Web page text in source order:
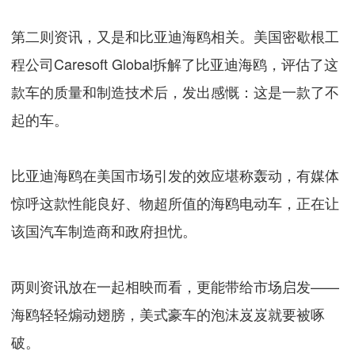
第二则资讯，又是和比亚迪海鸥相关。美国密歇根工
程公司Caresoft Global拆解了比亚迪海鸥，评估了这
款车的质量和制造技术后，发出感慨：这是一款了不
起的车。
比亚迪海鸥在美国市场引发的效应堪称轰动，有媒体
惊呼这款性能良好、物超所值的海鸥电动车，正在让
该国汽车制造商和政府担忧。
两则资讯放在一起相映而看，更能带给市场启发——
海鸥轻轻煽动翅膀，美式豪车的泡沫岌岌就要被啄
破。